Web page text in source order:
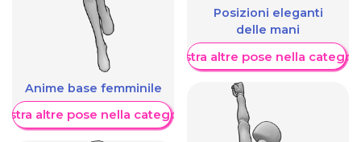
Anime base femminile
altre pose nella categoria
Posizioni eleganti
delle mani
Mostra altre pose nella